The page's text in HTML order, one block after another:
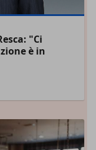
"Ci
è in